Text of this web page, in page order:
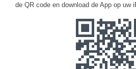
de QR code en download de App op uw